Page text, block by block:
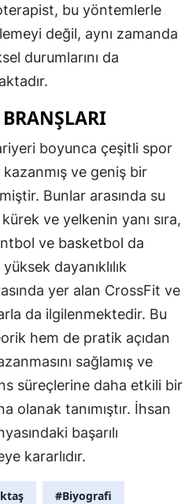
bu yöntemlerle
değil, aynı zamanda
durumlarını da
boyunca çeşitli spor
ve geniş bir
Bunlar arasında su
ve yelkenin yanı sıra,
ve basketbol da
dayanıklılık
yer alan CrossFit ve
da ilgilenmektedir. Bu
hem de pratik açıdan
sağlamış ve
süreçlerine daha etkili bir
olanak tanımıştır. İhsan
başarılı
kararlıdır.
#Biyografi